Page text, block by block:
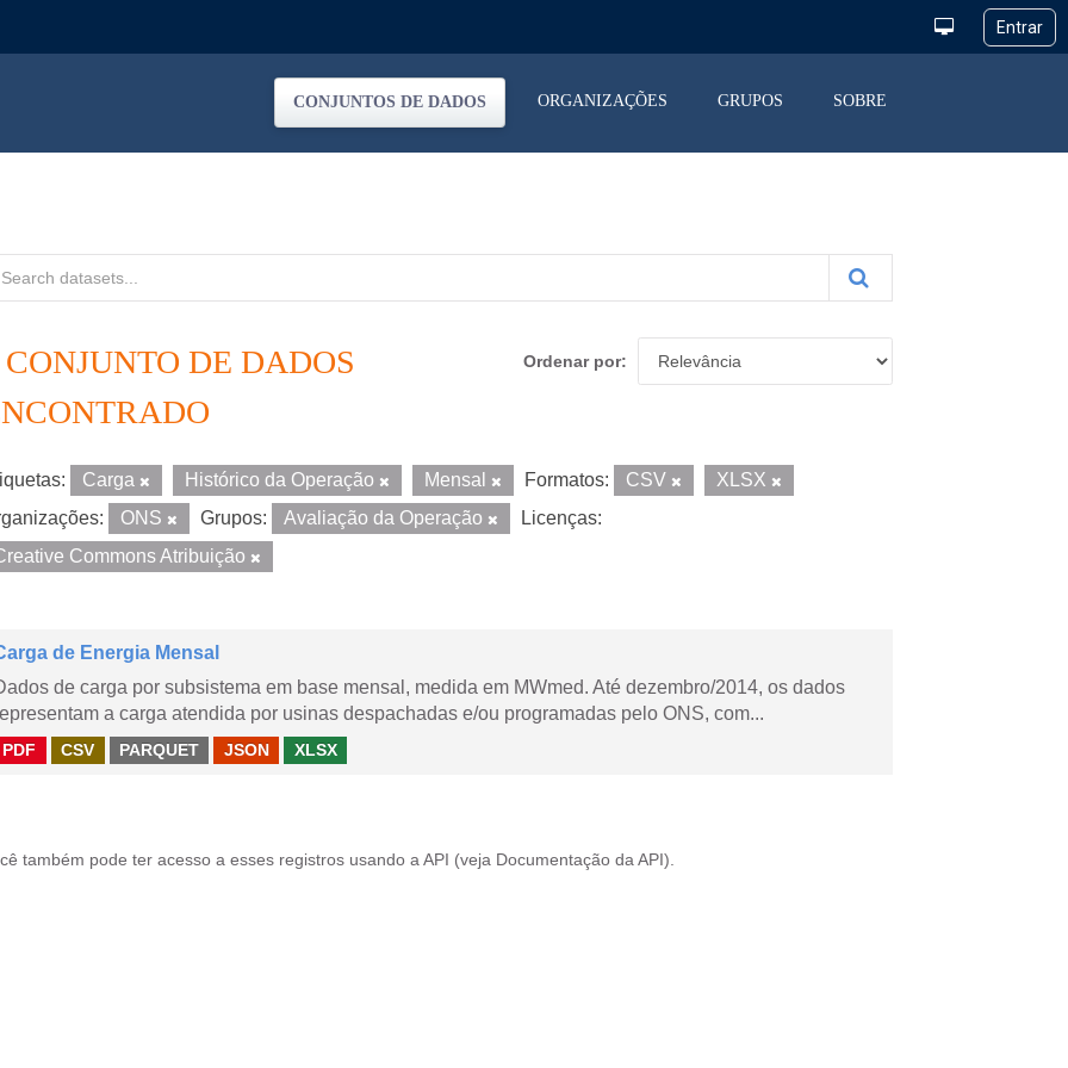
CONJUNTOS DE DADOS ORGANIZAÇÕES GRUPOS SOBRE
Ordenar por
CONJUNTO DE DADOS
Carga Histórico da Operação Mensal Formatos: CSV
XLSX
ONS Grupos: Avaliação da Operação
Licenças:
Commons Atribuição
de Energia Mensal
de carga por subsistema em base mensal, medida em MWmed. Até dezembro/2014, os dados
a carga atendida por usinas despachadas e/ou programadas pelo ONS, com...
PDF CSV PARQUET JSON XLSX
também pode ter acesso a esses registros usando a API (veja Documentação da API ).